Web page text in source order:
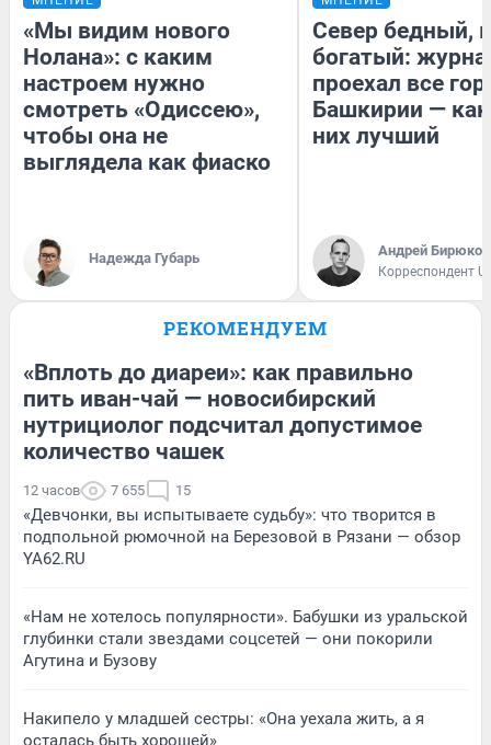
«Мы видим нового
Нолана»: с каким
настроем нужно
смотреть «Одиссею»,
чтобы она не
выглядела как фиаско
Надежда Губарь
Север бедный,
богатый:
проехал все
Башкирии —
них лучший
Андрей Бирюков
Корреспондент
РЕКОМЕНДУЕМ
«Вплоть до диареи»: как правильно
пить иван-чай — новосибирский
нутрициолог подсчитал допустимое
количество чашек
12 часов 7 655 15
«Девчонки, вы испытываете судьбу»: что творится в
подпольной рюмочной на Березовой в Рязани — обзор
YA62.RU
«Нам не хотелось популярности». Бабушки из уральской
глубинки стали звездами соцсетей — они покорили
Агутина и Бузову
Накипело у младшей сестры: «Она уехала жить, а я
осталась быть хорошей»